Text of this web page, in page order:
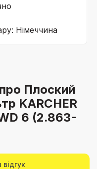
Німеччина
Плоский
KARCHER
6 (2.863-